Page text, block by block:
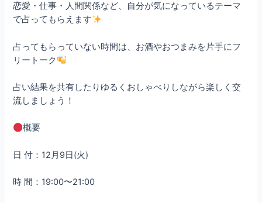
恋愛・仕事・人間関係など、自分が気になっているテーマ
で占ってもらえます
占ってもらっていない時間は、お酒やおつまみを片手にフ
リートーク
占い結果を共有したりゆるくおしゃべりしながら楽しく交
流しましょう！
概要
日 付：12月9日(火)
時 間：19:00〜21:00